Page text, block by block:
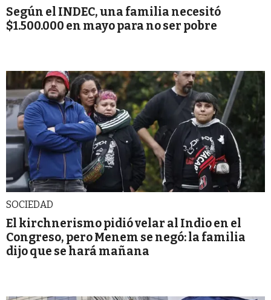
Según el INDEC, una familia necesitó
$1.500.000 en mayo para no ser pobre
SOCIEDAD
El kirchnerismo pidió velar al Indio en el
Congreso, pero Menem se negó: la familia
dijo que se hará mañana